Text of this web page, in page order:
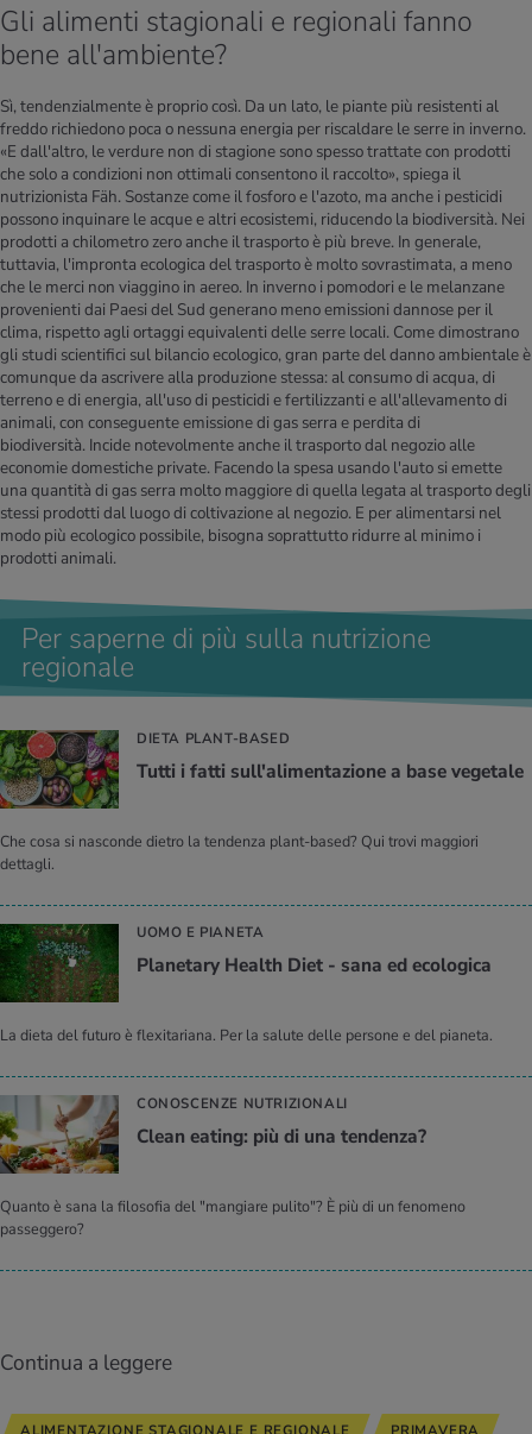
Gli alimenti stagionali e regionali fanno
bene all'ambiente?
Sì, tendenzialmente è proprio così. Da un lato, le piante più resistenti al
freddo richiedono poca o nessuna energia per riscaldare le serre in inverno.
«E dall'altro, le verdure non di stagione sono spesso trattate con prodotti
che solo a condizioni non ottimali consentono il raccolto», spiega il
nutrizionista Fäh. Sostanze come il fosforo e l'azoto, ma anche i pesticidi
possono inquinare le acque e altri ecosistemi, riducendo la biodiversità. Nei
prodotti a chilometro zero anche il trasporto è più breve. In generale,
tuttavia, l'impronta ecologica del trasporto è molto sovrastimata, a meno
che le merci non viaggino in aereo. In inverno i pomodori e le melanzane
provenienti dai Paesi del Sud generano meno emissioni dannose per il
clima, rispetto agli ortaggi equivalenti delle serre locali. Come dimostrano
gli studi scientifici sul bilancio ecologico, gran parte del danno ambientale è
comunque da ascrivere alla produzione stessa: al consumo di acqua, di
terreno e di energia, all'uso di pesticidi e fertilizzanti e all'allevamento di
animali, con conseguente emissione di gas serra e perdita di
biodiversità. Incide notevolmente anche il trasporto dal negozio alle
economie domestiche private. Facendo la spesa usando l'auto si emette
una quantità di gas serra molto maggiore di quella legata al trasporto degli
stessi prodotti dal luogo di coltivazione al negozio. E per alimentarsi nel
modo più ecologico possibile, bisogna soprattutto ridurre al minimo i
prodotti animali.
Per saperne di più sulla nutrizione
regionale
DIETA PLANT-BASED
Tutti i fatti sul­l'a­li­men­ta­zio­ne a base ve­ge­ta­le
Che cosa si nasconde dietro la tendenza plant-based? Qui trovi maggiori
dettagli.
UOMO E PIANETA
Pla­ne­ta­ry Heal­th Diet - sana ed eco­lo­gi­ca
La dieta del futuro è flexitariana. Per la salute delle persone e del pianeta.
CONOSCENZE NUTRIZIONALI
Clean ea­ting: più di una ten­den­za?
Quanto è sana la filosofia del "mangiare pulito"? È più di un fenomeno
passeggero?
Continua a leggere
ALIMENTAZIONE STAGIONALE E REGIONALE PRIMAVERA